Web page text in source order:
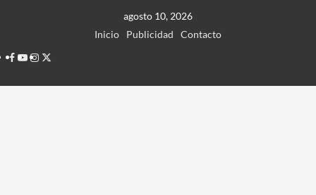
agosto 10, 2026
Inicio
Publicidad
Contacto
Facebook
Youtube
Instagram
Twitter